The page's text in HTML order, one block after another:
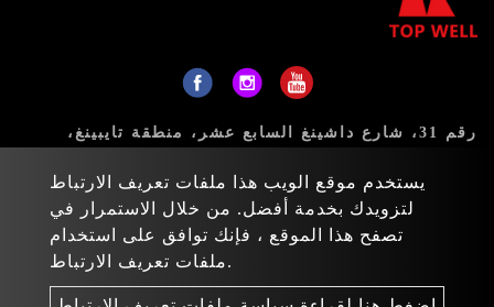
يستخدم موقع الويب هذا ملفات تعريف الارتباط
لتزويدك بخدمة أفضل. من خلال الاستمرار في
تصفح هذا الموقع ، فإنك توافق على استخدام
ملفات تعريف الارتباط.
رقم 31، شارع داشينغ السابع عشر، منطقة تايبينغ،
sales@topwell-tools.com